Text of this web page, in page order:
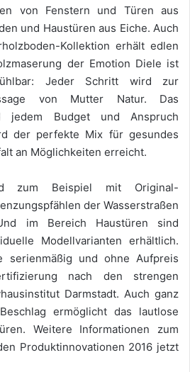
von Fenstern und Türen aus
und Haustüren aus Eiche. Auch
Kollektion erhält edlen
der Emotion Diele ist
Jeder Schritt wird zur
von Mutter Natur. Das
jedem Budget und Anspruch
der perfekte Mix für gesundes
an Möglichkeiten erreicht.
zum Beispiel mit Original-
der Wasserstraßen
im Bereich Haustüren sind
Modellvarianten erhältlich.
serienmäßig und ohne Aufpreis
nach den strengen
Darmstadt. Auch ganz
ermöglicht das lautlose
Weitere Informationen zum
Produktinnovationen 2016 jetzt